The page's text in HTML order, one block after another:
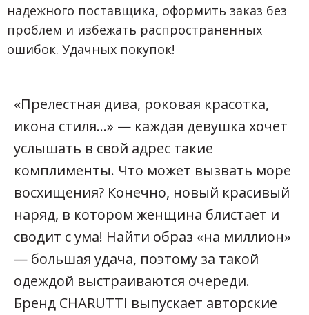
надежного поставщика, оформить заказ без
проблем и избежать распространенных
ошибок. Удачных покупок!
«Прелестная дива, роковая красотка,
икона стиля...» — каждая девушка хочет
услышать в свой адрес такие
комплименты. Что может вызвать море
восхищения? Конечно, новый красивый
наряд, в котором женщина блистает и
сводит с ума! Найти образ «на миллион»
— большая удача, поэтому за такой
одеждой выстраиваются очереди.
Бренд CHARUTTI выпускает авторские